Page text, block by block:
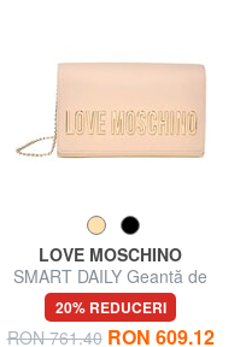
LOVE MOSCHINO
SMART DAILY Geantă de
umăr mini
20% REDUCERI
RON 761.40 RON 609.12